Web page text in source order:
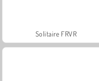
Solitaire FRVR